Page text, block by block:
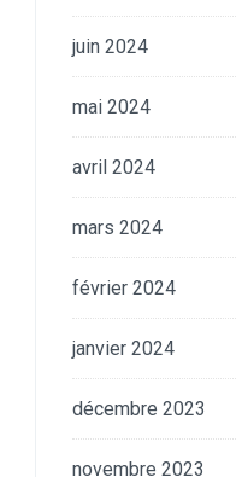
juin 2024
mai 2024
avril 2024
mars 2024
février 2024
janvier 2024
décembre 2023
novembre 2023